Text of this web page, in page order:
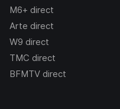
M6+ direct
Arte direct
W9 direct
TMC direct
BFMTV direct